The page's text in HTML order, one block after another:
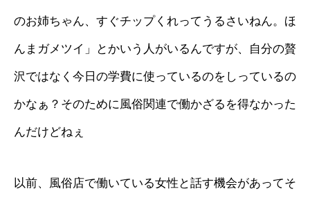
のお姉ちゃん、すぐチップくれってうるさいねん。ほ
んまガメツイ」とかいう人がいるんですが、自分の贅
沢ではなく今日の学費に使っているのをしっているの
かなぁ？そのために風俗関連で働かざるを得なかった
んだけどねぇ
以前、風俗店で働いている女性と話す機会があってそ